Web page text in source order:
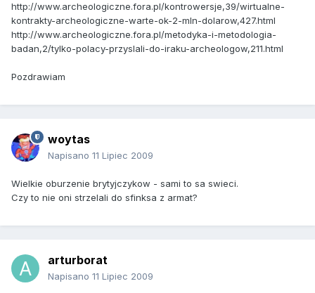
http://www.archeologiczne.fora.pl/kontrowersje,39/wirtualne-
kontrakty-archeologiczne-warte-ok-2-mln-dolarow,427.html
http://www.archeologiczne.fora.pl/metodyka-i-metodologia-
badan,2/tylko-polacy-przyslali-do-iraku-archeologow,211.html
Pozdrawiam
woytas
Napisano 11 Lipiec 2009
Wielkie oburzenie brytyjczykow - sami to sa swieci.
Czy to nie oni strzelali do sfinksa z armat?
arturborat
Napisano 11 Lipiec 2009